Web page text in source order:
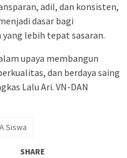
adil, dan konsisten,
dasar bagi
lebih tepat sasaran.
upaya membangun
dan berdaya saing
Lalu Ari. VN-DAN
Siswa
SHARE